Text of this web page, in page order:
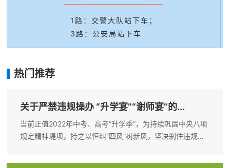
1路：交警大队站下车；
3路：公安局站下车
热门推荐
关于严禁违规操办 “升学宴”“谢师宴”的...
当前正值2022年中考、高考“升学季”，为持续巩固中央八项
规定精神堤坝，持之以恒纠“四风”树新风，坚决刹住违规操